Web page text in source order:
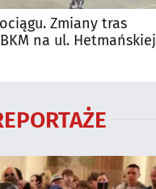
Zmiany tras
na ul. Hetmańskiej